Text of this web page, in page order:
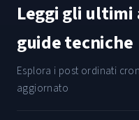
Leggi gli
guide tecniche
Esplora i post ordinati
aggiornato